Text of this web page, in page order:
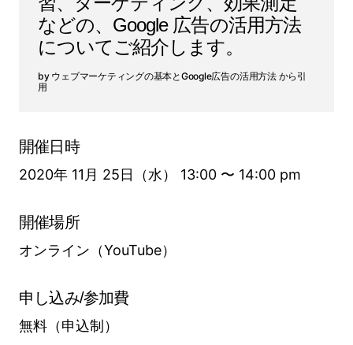
などの、Google 広告の活用方法
についてご紹介します。
ウェブマーケティングの基本とGoogle広告の活用方法 から引
用
開催日時
2020年 11月 25日（水） 13:00 〜 14:00 pm
開催場所
オンライン（YouTube）
申し込み/参加費
無料（申込制）